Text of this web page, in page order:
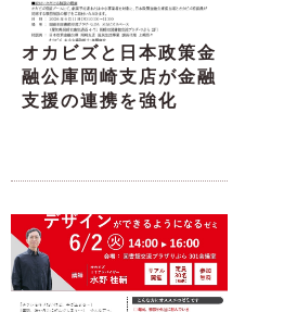
オカビズと日本政策金
融公庫岡崎支店が金融
支援の連携を強化